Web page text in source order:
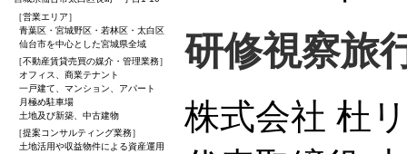
研修視察旅
株式会社 杜
［営業エリア］
青葉区・宮城野区・若林区・太白区
仙台市を中心とした宮城県全域
［不動産賃貸売買の媒介・管理業務］
オフィス、商業テナント
一戸建て、マンション、アパート
月極め駐車場
土地及び新築、中古建物
［提案コンサルティング業務］
土地活用や収益物件による資産運用